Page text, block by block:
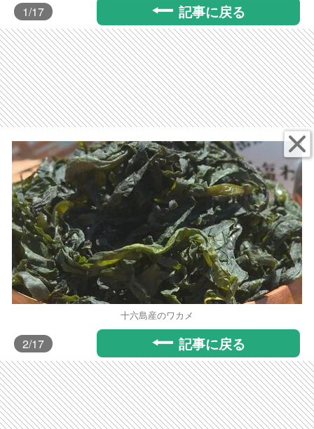
1/17 記事に戻る
十六島産のワカメ
2/17 記事に戻る